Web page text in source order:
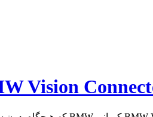
Vision